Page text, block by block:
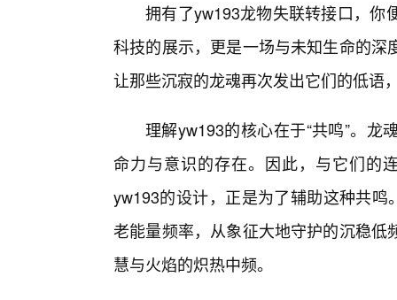
拥有了yw193龙物失联转接口，你
科技的展示，更是一场与未知生命的
让那些沉寂的龙魂再次发出它们的低语
理解yw193的核心在于“共鸣”。龙
命力与意识的存在。因此，与它们的
yw193的设计，正是为了辅助这种共鸣
老能量频率，从象征大地守护的沉稳
慧与火焰的炽热中频。